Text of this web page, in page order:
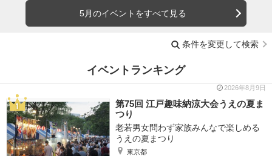
5月のイベントをすべて見る
条件を変更して検索
イベントランキング
2026年8月9日
第75回 江戸趣味納涼大会うえの夏ま
つり
老若男女問わず家族みんなで楽しめる
うえの夏まつり
東京都